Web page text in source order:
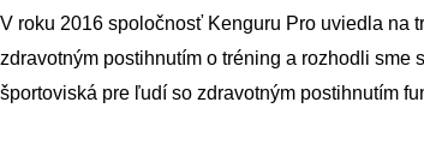
V roku 2016 spoločnosť Kenguru Pro uviedla na
zdravotným postihnutím o tréning a rozhodli sme
športoviská pre ľudí so zdravotným postihnutím